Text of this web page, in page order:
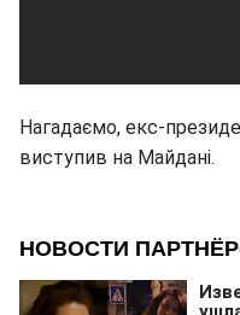
Нагадаємо, екс-
виступив на Майдані.